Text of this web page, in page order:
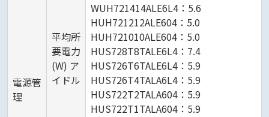
電源管
理
平均所
要電力
(W) ア
イドル
WUH721414ALE6L4：5.6
HUH721212ALE604：5.0
HUH721010ALE604：5.0
HUS728T8TALE6L4：7.4
HUS726T6TALE6L4：5.9
HUS726T4TALA6L4：5.9
HUS722T2TALA604：5.9
HUS722T1TALA604：5.9